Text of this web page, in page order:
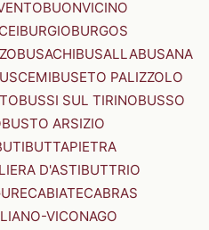
BUONVICINO
BURGIOBURGOS
BUSACHIBUSALLABUSANA
BUSETO PALIZZOLO
BUSSI SUL TIRINOBUSSO
BUSTO ARSIZIO
BUTTAPIETRA
D'ASTIBUTTRIO
CABIATECABRAS
VICONAGO